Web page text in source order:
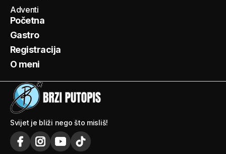
Svijet je bliži nego što misliš!
Adventi
Početna
Gastro
Registracija
O meni